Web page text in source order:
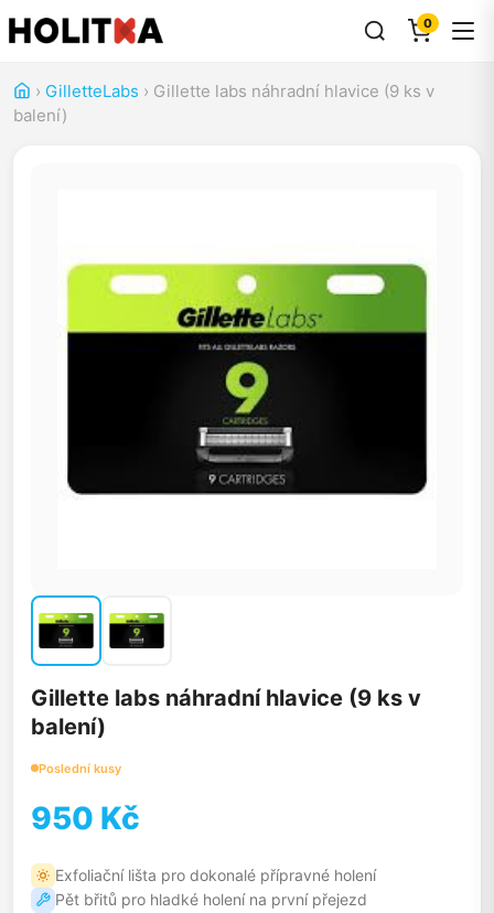
0
› GilletteLabs › Gillette labs náhradní hlavice (9 ks v
balení)
Gillette labs náhradní hlavice (9 ks v
balení)
Poslední kusy
950 Kč
Exfoliační lišta pro dokonalé přípravné holení
Pět břitů pro hladké holení na první přejezd